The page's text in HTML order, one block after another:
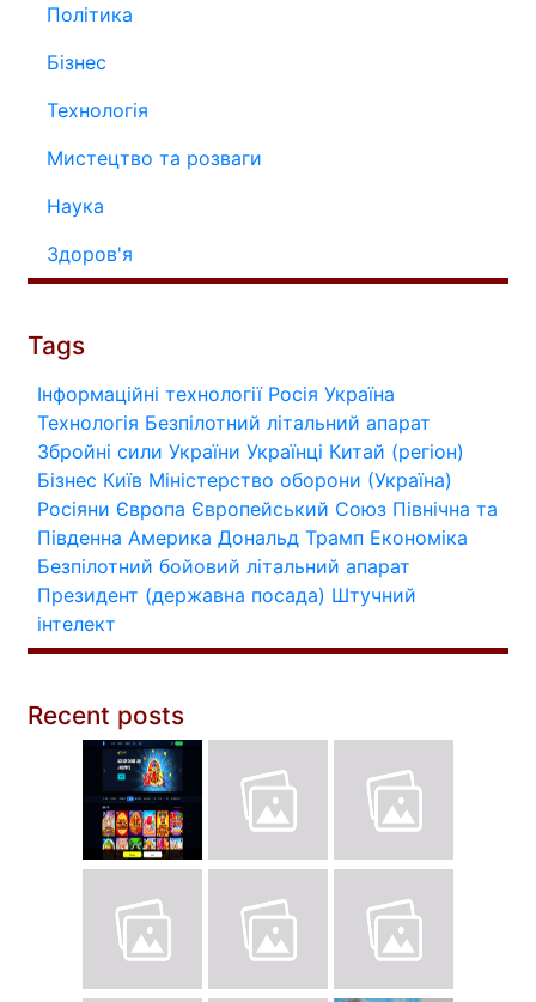
Політика
Бізнес
Технологія
Мистецтво та розваги
Наука
Здоров'я
Tags
Інформаційні технології Росія Україна
Технологія Безпілотний літальний апарат
Збройні сили України Українці Китай (регіон)
Бізнес Київ Міністерство оборони (Україна)
Росіяни Європа Європейський Союз Північна та
Південна Америка Дональд Трамп Економіка
Безпілотний бойовий літальний апарат
Президент (державна посада) Штучний
інтелект
Recent posts